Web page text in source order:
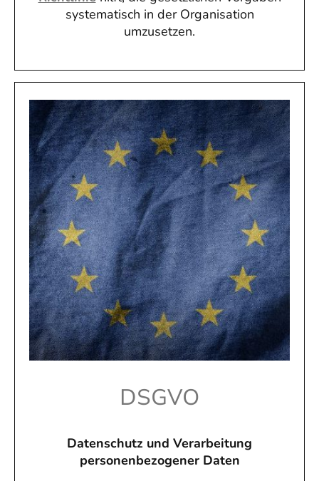
systematisch in der Organisation
umzusetzen.
DSGVO
Datenschutz und Verarbeitung
personenbezogener Daten